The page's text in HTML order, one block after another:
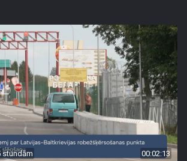
stundām 00:02:13